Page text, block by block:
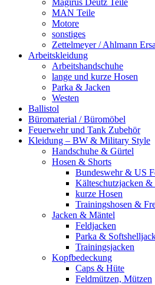
Magirus Deutz Teile
MAN Teile
Motore
sonstiges
Zettelmeyer / Ahlmann
Arbeitskleidung
Arbeitshandschuhe
lange und kurze Hosen
Parka & Jacken
Westen
Ballistol
Büromaterial / Büromöbel
Feuerwehr und Tank Zubehör
Kleidung – BW & Military Style
Handschuhe & Gürtel
Hosen & Shorts
Bundeswehr & US
Kälteschutzjacken &
kurze Hosen
Trainingshosen &
Jacken & Mäntel
Feldjacken
Parka &
Trainingsjacken
Kopfbedeckung
Caps & Hüte
Feldmützen, Mützen